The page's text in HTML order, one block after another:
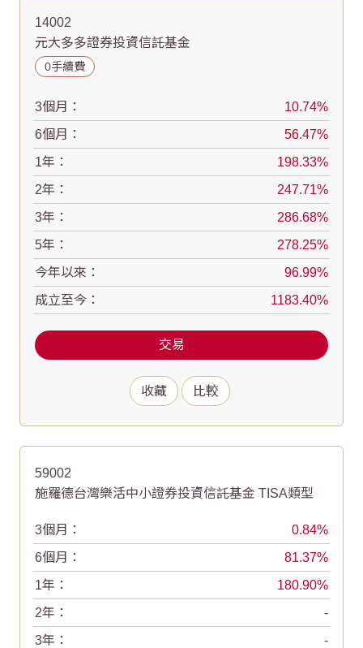
收藏 比較
14002
元大多多證券投資信託基金
0手續費
3個月：
10.74
6個月：
56.47
1年：
198.33
2年：
247.71
3年：
286.68
5年：
278.25
今年以來：
96.99
成立至今：
1183.40
交易
59002
施羅德台灣樂活中小證券投資信託基金 TISA類型
3個月：
0.84
6個月：
81.37
1年：
180.90
2年：
-
3年：
-